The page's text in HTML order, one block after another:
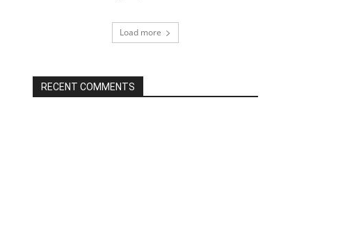
Load more
RECENT COMMENTS